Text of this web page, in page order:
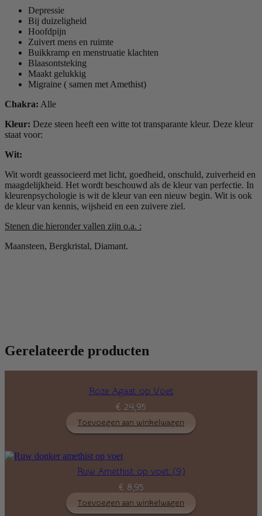
Depressie
Bij duizeligheid
Hoofdpijn
Zuivert mens en ruimte
Buikkramp en menstruatie klachten
Blaasontsteking
Maakt gelukkig
Migraine ( samen met Amethist)
Chakra: Alle
Kleur: Deze steen heeft een witte tot transparante kleur. Deze kleur
staat voor:
Wit:
Wit wordt geassocieerd met licht, goedheid, onschuld, zuiverheid en
maagdelijkheid. Het wordt beschouwd als de kleur van perfectie. In
kleurenpsychologie is wit de kleur van een nieuw begin. Wit is ook
de kleur van kennis, wijsheid en een zuivere ziel.
Stenen die hieronder vallen zijn o.a. :
Maansteen, Bergkristal, Diamant.
Gerelateerde producten
Roze Agaat op Voet
€ 24,95
Toevoegen aan winkelwagen
Ruw Amethist op voet (9)
€ 8,95
Toevoegen aan winkelwagen